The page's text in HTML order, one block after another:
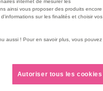
ainsi vous proposer des produits encore
sur les finalités et choisir vos
aussi ! Pour en savoir plus, vous pouvez
Autoriser tous les cookies